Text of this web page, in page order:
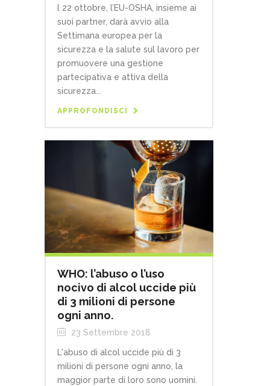
l 22 ottobre, l’EU-OSHA, insieme ai
suoi partner, darà avvio alla
Settimana europea per la
sicurezza e la salute sul lavoro per
promuovere una gestione
partecipativa e attiva della
sicurezza...
APPROFONDISCI
WHO: l’abuso o l’uso
nocivo di alcol uccide più
di 3 milioni di persone
ogni anno.
23 Settembre 2018
L'abuso di alcol uccide più di 3
milioni di persone ogni anno, la
maggior parte di loro sono uomini.